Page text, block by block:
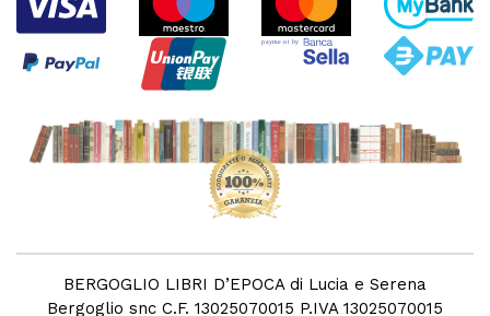
BERGOGLIO LIBRI D’EPOCA di Lucia e Serena
Bergoglio snc C.F. 13025070015 P.IVA 13025070015